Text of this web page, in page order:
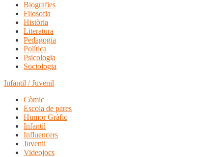
Biografies
Filosofia
Història
Literatura
Pedagogia
Política
Psicologia
Sociologia
Infantil / Juvenil
Còmic
Escola de pares
Humor Gràfic
Infantil
Influencers
Juvenil
Videojocs